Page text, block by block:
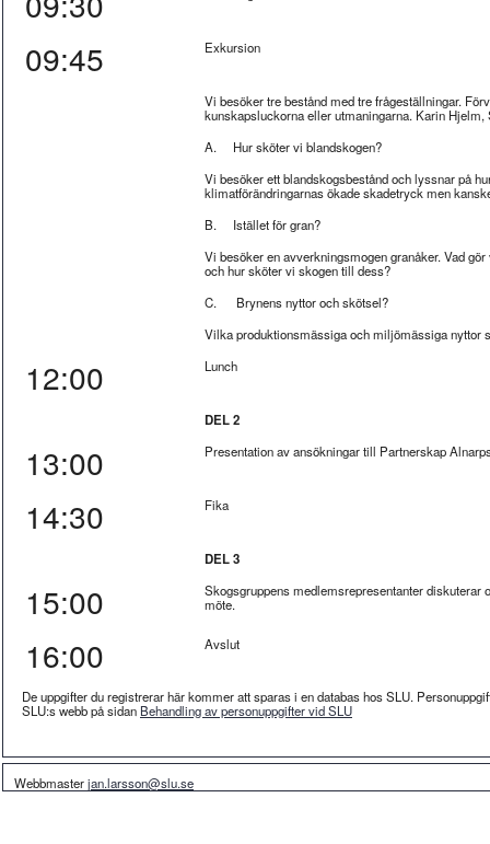
09:45 Exkursion
Vi besöker tre bestånd med tre frågeställningar.
kunskapsluckorna eller utmaningarna. Karin
A. Hur sköter vi blandskogen?
Vi besöker ett blandskogsbestånd och lyssnar på
klimatförändringarnas ökade skadetryck men
B. Istället för gran?
Vi besöker en avverkningsmogen granåker. Vad
och hur sköter vi skogen till dess?
C. Brynens nyttor och skötsel?
Vilka produktionsmässiga och miljömässiga nyttor
12:00 Lunch
DEL 2
13:00 Presentation av ansökningar till Partnerskap
14:30 Fika
DEL 3
15:00
Skogsgruppens medlemsrepresentanter diskuterar
möte.
16:00 Avslut
De uppgifter du registrerar här kommer att sparas i en databas hos SLU.
SLU:s webb på sidan Behandling av personuppgifter vid SLU
Webbmasterjan.larsson@slu.se